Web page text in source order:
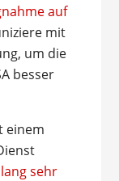
auf
mit
um die
besser
einem
sehr